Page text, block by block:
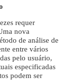
requer
nova
de análise de
entre vários
pelo usuário,
especificadas
podem ser